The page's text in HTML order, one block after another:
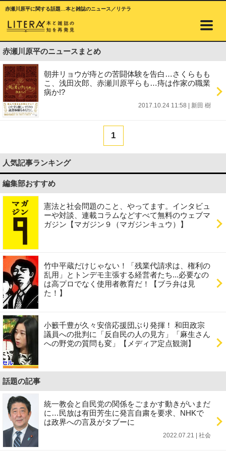
赤瀬川原平に関する話題…本と雑誌のニュース／リテラ
赤瀬川原平のニュースまとめ
朝井リョウが痔との苦闘体験を告白…さくらもも
こ、浅田次郎、赤瀬川原平らも…痔は作家の職業
病か!?
2017.10.24 11:58 新田 樹
1
人気記事ランキング
編集部おすすめ
憲法と社会問題のこと、やってます。インタビュ
ーや対談、連載コラムなどすべて無料のウェブマ
ガジン【マガジン９（マガジンキュウ）】
竹中平蔵だけじゃない！「残業代請求は、権利の
乱用」とトンデモ主張する経営者たち...必要なの
は高プロでなく使用者教育だ！【ブラ弁は見
た！】
小籔千豊が久々安倍応援団ぶり発揮！ 和田政宗
議員への批判に「反自民の人の見方」「麻生さん
への野党の質問も変」【メディア定点観測】
話題の記事
統一教会と自民党の関係をごまかす動きがいまだ
に…民放は有田芳生に発言自粛を要求、NHKで
は政界への言及がタブーに
2022.07.21 | 社会